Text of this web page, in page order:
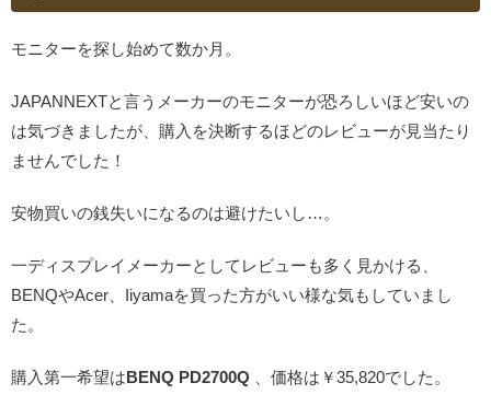
モニターを探し始めて数か月。
JAPANNEXTと言うメーカーのモニターが恐ろしいほど安いの
は気づきましたが、購入を決断するほどのレビューが見当たり
ませんでした！
安物買いの銭失いになるのは避けたいし…。
一ディスプレイメーカーとしてレビューも多く見かける、
BENQやAcer、Iiyamaを買った方がいい様な気もしていまし
た。
購入第一希望はBENQ PD2700Q 、価格は￥35,820でした。